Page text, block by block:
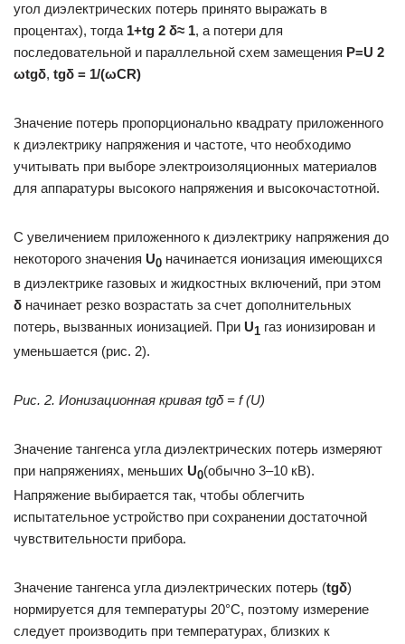
угол диэлектрических потерь принято выражать в
процентах), тогда 1+tg 2 δ≈ 1, а потери для
последовательной и параллельной схем замещения Р=U 2
ωtgδ, tgδ = 1/(ωСR)
Значение потерь пропорционально квадрату приложенного
к диэлектрику напряжения и частоте, что необходимо
учитывать при выборе электроизоляционных материалов
для аппаратуры высокого напряжения и высокочастотной.
С увеличением приложенного к диэлектрику напряжения до
некоторого значения U0 начинается ионизация имеющихся
в диэлектрике газовых и жидкостных включений, при этом
δ начинает резко возрастать за счет дополнительных
потерь, вызванных ионизацией. При U1 газ ионизирован и
уменьшается (рис. 2).
Рис. 2. Ионизационная кривая tgδ = f (U)
Значение тангенса угла диэлектрических потерь измеряют
при напряжениях, меньших U0(обычно 3–10 кВ).
Напряжение выбирается так, чтобы облегчить
испытательное устройство при сохранении достаточной
чувствительности прибора.
Значение тангенса угла диэлектрических потерь (tgδ)
нормируется для температуры 20°С, поэтому измерение
следует производить при температурах, близких к